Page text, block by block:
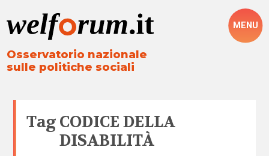
Osservatorio nazionale
sulle politiche sociali
MENU
Tag CODICE DELLA
DISABILITÀ